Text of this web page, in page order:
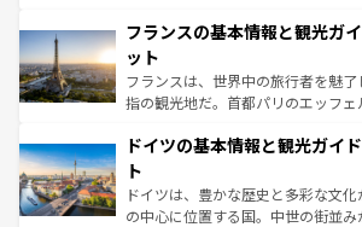
なお、新着のイタリア情報はコンテ
しい。
文化が根付くこの国では、情熱的な
れる闘牛、そして美味しいタパスが
る。首都マドリードの洗練された
アートに溢れた街角から、地方で
せる。地方によって風土や気候が異
ンテンツ一覧 を参照してほしい。
フランスの基本情報と観光ガ
ット
フランスは、世界中の旅行者を魅
指の観光地だ。首都パリのエッフ
で、幅広い魅力が詰まっている。華
聖堂、美しいビーチ、そして豊かな
から魅了する。また、フランスは
れ、フランス料理はユネスコ無形
ドイツの基本情報と観光ガイ
ト
ドイツは、豊かな歴史と多彩な文
の中心に位置する国。中世の街並